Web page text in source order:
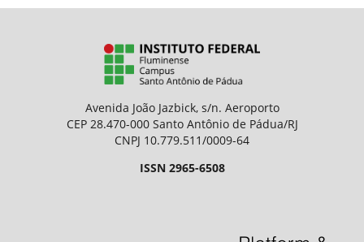
Avenida João Jazbick, s/n. Aeroporto
CEP 28.470-000 Santo Antônio de Pádua/RJ
CNPJ 10.779.511/0009-64
ISSN 2965-6508